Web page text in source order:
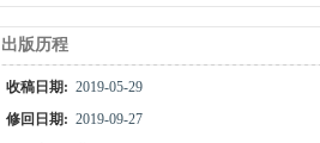
出版历程
收稿日期: 2019-05-29
修回日期: 2019-09-27